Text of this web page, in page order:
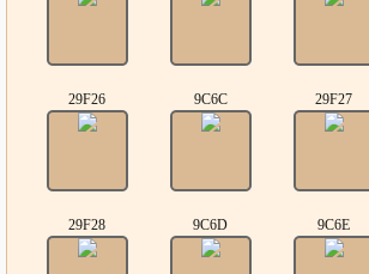
29F26 9C6C 29F27
29F28 9C6D 9C6E